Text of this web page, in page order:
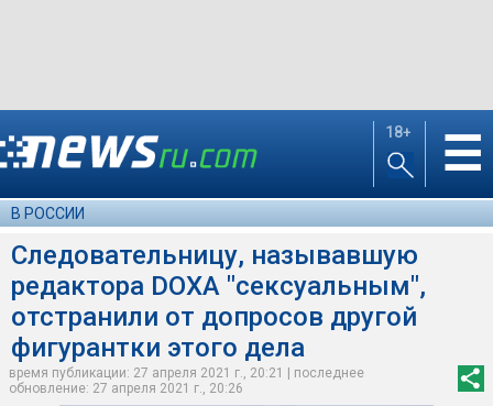
18+ ☰
В РОССИИ
Следовательницу, называвшую
редактора DOXA "сексуальным",
отстранили от допросов другой
фигурантки этого дела
время публикации: 27 апреля 2021 г., 20:21 | последнее
обновление: 27 апреля 2021 г., 20:26